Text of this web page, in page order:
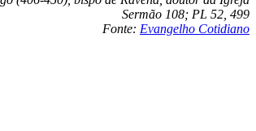
Sermão 108; PL 52, 499
Fonte: Evangelho Cotidiano